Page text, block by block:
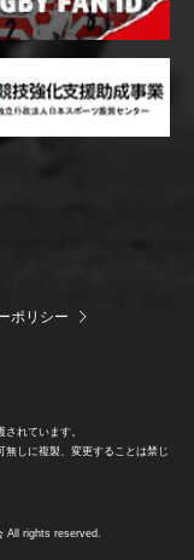
ポリシー
れています。
しに複製、変更することは禁じ
All rights reserved.